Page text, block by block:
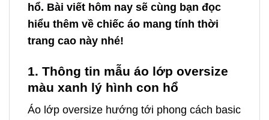
hổ. Bài viết hôm nay sẽ cùng bạn đọc
hiểu thêm về chiếc áo mang tính thời
trang cao này nhé!
1. Thông tin mẫu áo lớp oversize
màu xanh lý hình con hổ
Áo lớp oversize hướng tới phong cách basic